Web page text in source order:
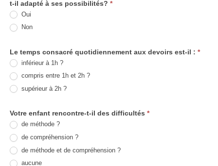
t-il adapté à ses possibilités? *
Oui
Non
Le temps consacré quotidiennement aux devoirs est-il : *
inférieur à 1h ?
compris entre 1h et 2h ?
supérieur à 2h ?
Votre enfant rencontre-t-il des difficultés *
de méthode ?
de compréhension ?
de méthode et de compréhension ?
aucune